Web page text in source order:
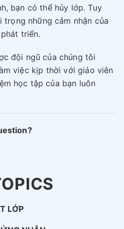
bạn có thể hủy lớp. Tuy
trọng những cảm nhận của
triển.
đội ngũ của chúng tôi
việc kịp thời với giáo viên
học tập của bạn luôn
LỚP